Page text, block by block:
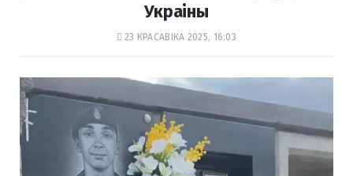
Украіны
23 КРАСАВІКА 2025, 16:03